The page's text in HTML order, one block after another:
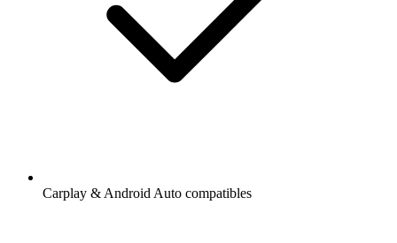
Carplay & Android Auto compatibles